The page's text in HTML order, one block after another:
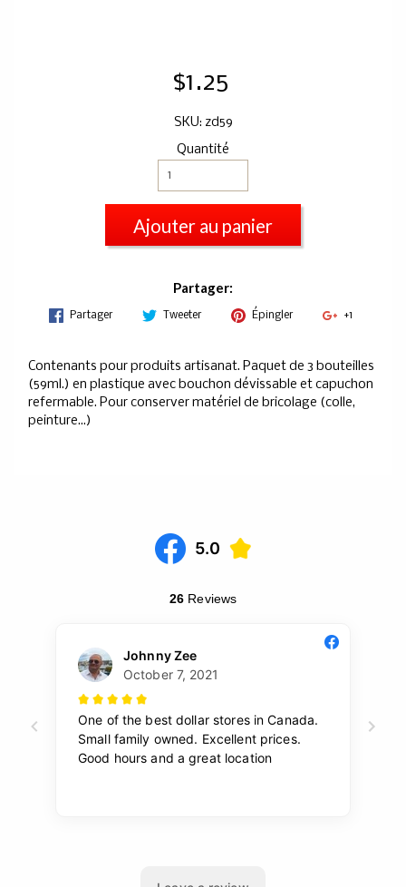
$1.25
SKU: zd59
Quantité
Ajouter au panier
Partager:
Partager Tweeter Épingler +1
Contenants pour produits artisanat. Paquet de 3 bouteilles
(59ml.) en plastique avec bouchon dévissable et capuchon
refermable. Pour conserver matériel de bricolage (colle,
peinture...)